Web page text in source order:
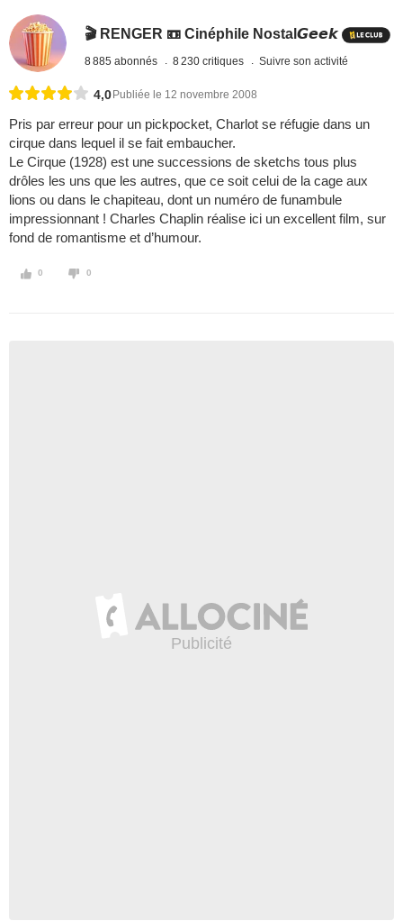
🎬 RENGER 📼 Cinéphile Nostal𝙂𝙚𝙚𝙠
8 885 abonnés 8 230 critiques Suivre son activité
4,0 Publiée le 12 novembre 2008
Pris par erreur pour un pickpocket, Charlot se réfugie dans un
cirque dans lequel il se fait embaucher.
Le Cirque (1928) est une successions de sketchs tous plus
drôles les uns que les autres, que ce soit celui de la cage aux
lions ou dans le chapiteau, dont un numéro de funambule
impressionnant ! Charles Chaplin réalise ici un excellent film, sur
fond de romantisme et d’humour.
0 0